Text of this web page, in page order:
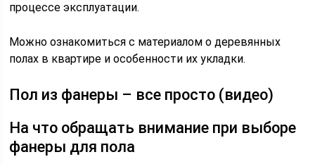
процессе эксплуатации.
Можно ознакомиться с материалом о деревянных
полах в квартире и особенности их укладки.
Пол из фанеры – все просто (видео)
На что обращать внимание при выборе
фанеры для пола